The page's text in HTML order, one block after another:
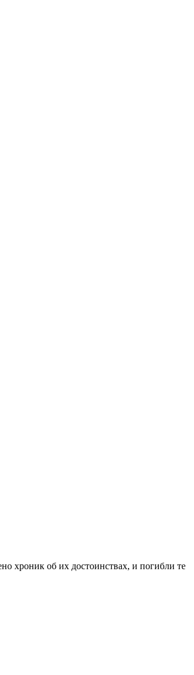
хроник об их достоинствах, и погибли те